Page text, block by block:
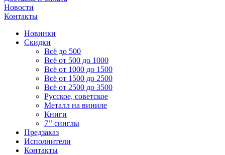
Новости
Контакты
Новинки
Скидки
Всё до 500
Всё от 500 до 1000
Всё от 1000 до 1500
Всё от 1500 до 2500
Всё от 2500 до 3500
Русское, советское
Металл на виниле
Книги
7’’ синглы
Предзаказ
Исполнители
Контакты